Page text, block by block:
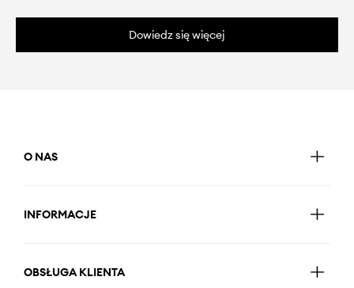
Dowiedz się więcej
O NAS
INFORMACJE
OBSŁUGA KLIENTA